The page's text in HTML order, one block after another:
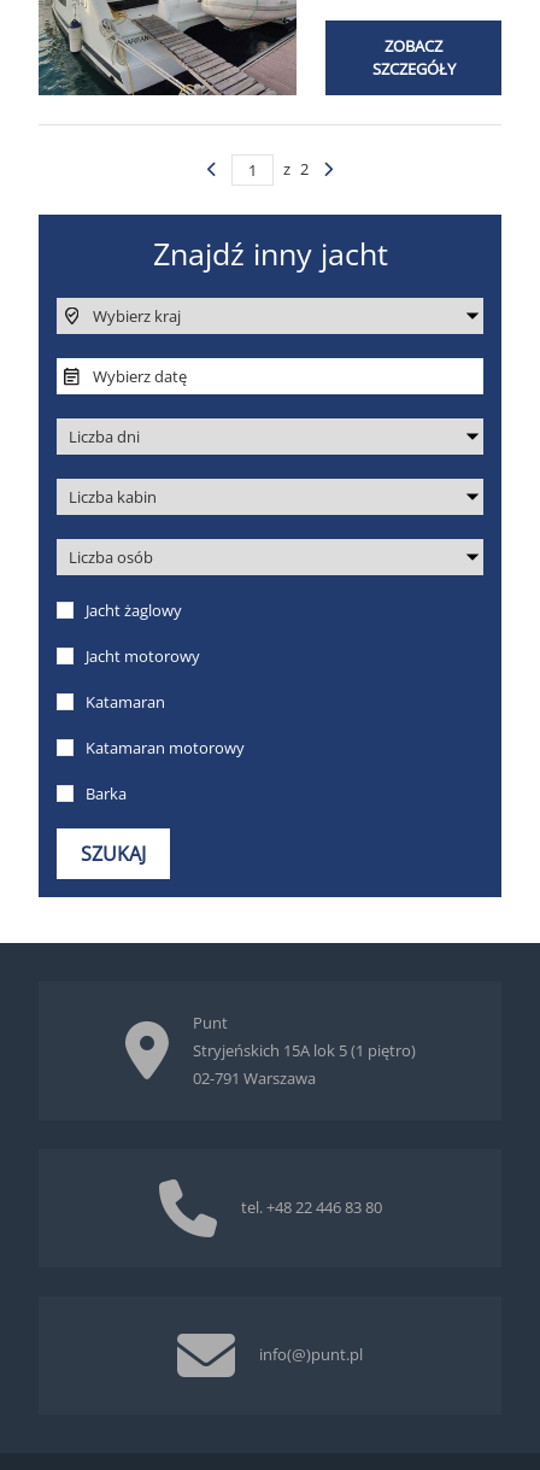
ZOBACZ
SZCZEGÓŁY
z 2
Punt
Stryjeńskich 15A lok 5 (1 piętro)
02-791 Warszawa
tel.+48 22 446 83 80
info(@)punt.pl